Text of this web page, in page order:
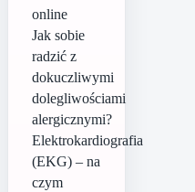
online
Jak sobie
radzić z
dokuczliwymi
dolegliwościami
alergicznymi?
Elektrokardiografia
(EKG) – na
czym